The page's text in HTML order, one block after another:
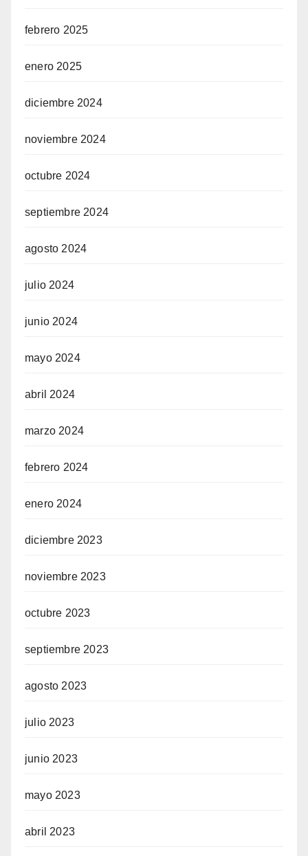
febrero 2025
enero 2025
diciembre 2024
noviembre 2024
octubre 2024
septiembre 2024
agosto 2024
julio 2024
junio 2024
mayo 2024
abril 2024
marzo 2024
febrero 2024
enero 2024
diciembre 2023
noviembre 2023
octubre 2023
septiembre 2023
agosto 2023
julio 2023
junio 2023
mayo 2023
abril 2023